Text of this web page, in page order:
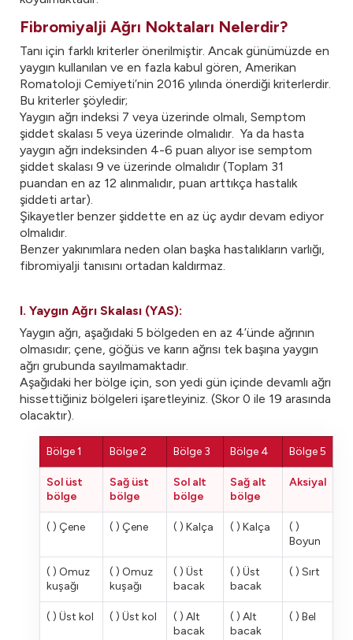
Fibromiyalji Ağrı Noktaları Nelerdir?
Tanı için farklı kriterler önerilmiştir. Ancak günümüzde en
yaygın kullanılan ve en fazla kabul gören, Amerikan
Romatoloji Cemiyeti’nin 2016 yılında önerdiği kriterlerdir.
Bu kriterler şöyledir;
Yaygın ağrı indeksi 7 veya üzerinde olmalı, Semptom
şiddet skalası 5 veya üzerinde olmalıdır. Ya da hasta
yaygın ağrı indeksinden 4-6 puan alıyor ise semptom
şiddet skalası 9 ve üzerinde olmalıdır (Toplam 31
puandan en az 12 alınmalıdır, puan arttıkça hastalık
şiddeti artar).
Şikayetler benzer şiddette en az üç aydır devam ediyor
olmalıdır.
Benzer yakınımlara neden olan başka hastalıkların varlığı,
fibromiyalji tanısını ortadan kaldırmaz.
I. Yaygın Ağrı Skalası (YAS):
Yaygın ağrı, aşağıdaki 5 bölgeden en az 4’ünde ağrının
olmasıdır; çene, göğüs ve karın ağrısı tek başına yaygın
ağrı grubunda sayılmamaktadır.
Aşağıdaki her bölge için, son yedi gün içinde devamlı ağrı
hissettiğiniz bölgeleri işaretleyiniz. (Skor 0 ile 19 arasında
olacaktır).
Bölge 1 Bölge 2 Bölge 3 Bölge 4 Bölge 5
Sol üst
bölge
Sağ üst
bölge
Sol alt
bölge
Sağ alt
bölge
Aksiyal
( ) Çene ( ) Çene ( ) Kalça ( ) Kalça
( )
Boyun
( ) Omuz
kuşağı
( ) Omuz
kuşağı
( ) Üst
bacak
( ) Üst
bacak
( ) Sırt
( ) Üst kol ( ) Üst kol
( ) Alt
bacak
( ) Alt
bacak
( ) Bel